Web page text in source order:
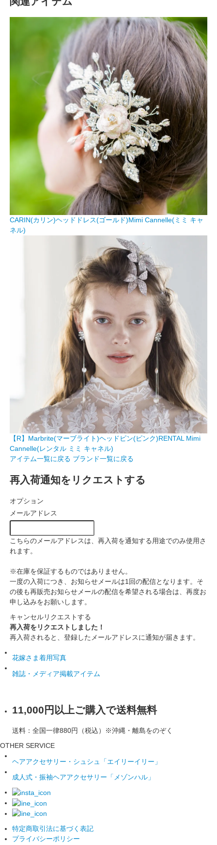
CARIN(カリン)ヘッドドレス(ゴールド)Mimi Cannelle(ミミ キャ
ネル)
【R】Marbrite(マーブライト)ヘッドピン(ピンク)RENTAL Mimi
Cannelle(レンタル ミミ キャネル)
アイテム一覧に戻る ブランド一覧に戻る
再入荷通知をリクエストする
オプション
メールアドレス
こちらのメールアドレスは、再入荷を通知する用途でのみ使用さ
れます。
※在庫を保証するものではありません。
一度の入荷につき、お知らせメールは1回の配信となります。そ
の後も再販売お知らせメールの配信を希望される場合は、再度お
申し込みをお願いします。
キャンセルリクエストする
再入荷をリクエストしました！
再入荷されると、登録したメールアドレスに通知が届きます。
花嫁さま着用写真
雑誌・メディア掲載アイテム
11,000円以上ご購入で送料無料
送料：全国一律880円（税込）※沖縄・離島をのぞく
OTHER SERVICE
ヘアアクセサリー・シュシュ「エイリーイリー」
成人式・振袖ヘアアクセサリー「メゾンハル」
特定商取引法に基づく表記
プライバシーポリシー